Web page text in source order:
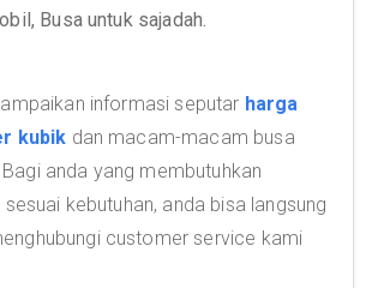
Busa untuk sajadah.
informasi seputar harga
kubik dan macam-macam busa
anda yang membutuhkan
kebutuhan, anda bisa langsung
customer service kami